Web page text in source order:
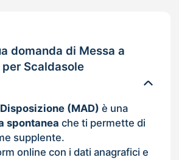
domanda di Messa a
Scaldasole
(MAD) è una
spontanea che ti permette di
supplente.
online con i dati anagrafici e